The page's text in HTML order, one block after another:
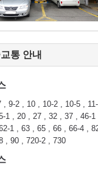
통 안내
, 9-2 , 10 , 10-2 , 10-5 , 11-
1 , 20 , 27 , 32 , 37 , 46-1 ,
1 , 63 , 65 , 66 , 66-4 ,
, 90 , 720-2 , 730